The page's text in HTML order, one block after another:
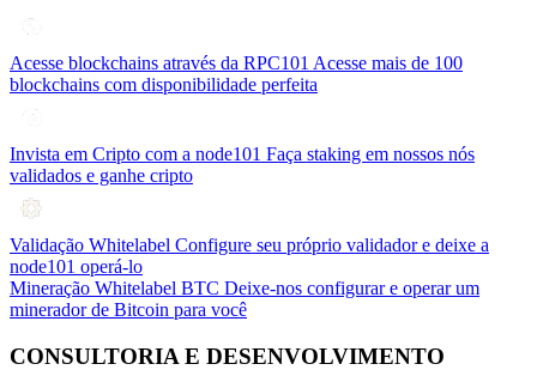
Acesse blockchains através da RPC101 Acesse mais de 100
blockchains com disponibilidade perfeita
Invista em Cripto com a node101 Faça staking em nossos nós
validados e ganhe cripto
Validação Whitelabel Configure seu próprio validador e deixe a
node101 operá-lo
Mineração Whitelabel BTC Deixe-nos configurar e operar um
minerador de Bitcoin para você
CONSULTORIA E DESENVOLVIMENTO